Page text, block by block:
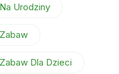
Urodziny
Dla Dzieci